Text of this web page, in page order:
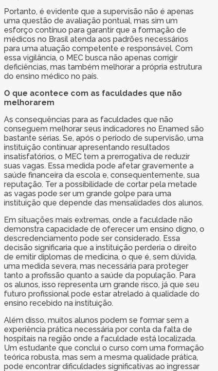
Portanto, é evidente que a supervisão não é apenas
uma questão de avaliação pontual, mas sim um
esforço contínuo para garantir que a formação de
médicos no Brasil atenda aos padrões necessários
para uma atuação competente e responsável. Com
essa vigilância, o MEC busca não apenas corrigir
deficiências, mas também melhorar a própria estrutura
do ensino médico no país.
O que acontece com as faculdades que não
melhorarem
As consequências para as faculdades que não
conseguem melhorar seus indicadores no Enamed são
bastante sérias. Se, após o período de supervisão, uma
instituição continuar apresentando resultados
insatisfatórios, o MEC tem a prerrogativa de reduzir
suas vagas. Essa medida pode afetar gravemente a
saúde financeira da escola e, consequentemente, sua
reputação. Ter a possibilidade de cortar pela metade
as vagas pode ser um grande golpe para uma
instituição que depende das mensalidades dos alunos.
Em situações mais extremas, onde a faculdade não
demonstra capacidade de oferecer um ensino digno, o
descredenciamento pode ser considerado. Essa
decisão significaria que a instituição perderia o direito
de emitir diplomas de medicina, o que é, sem dúvida,
uma medida severa, mas necessária para proteger
tanto a profissão quanto a saúde da população. Para
os alunos, isso representa um grande risco, já que seu
futuro profissional pode estar atrelado à qualidade do
ensino recebido na instituição.
Além disso, muitos alunos podem se formar sem a
experiência prática necessária por conta da falta de
hospitais na região onde a faculdade está localizada.
Um estudante que conclui o curso com uma formação
teórica robusta, mas sem a mesma qualidade prática,
pode encontrar dificuldades significativas ao ingressar